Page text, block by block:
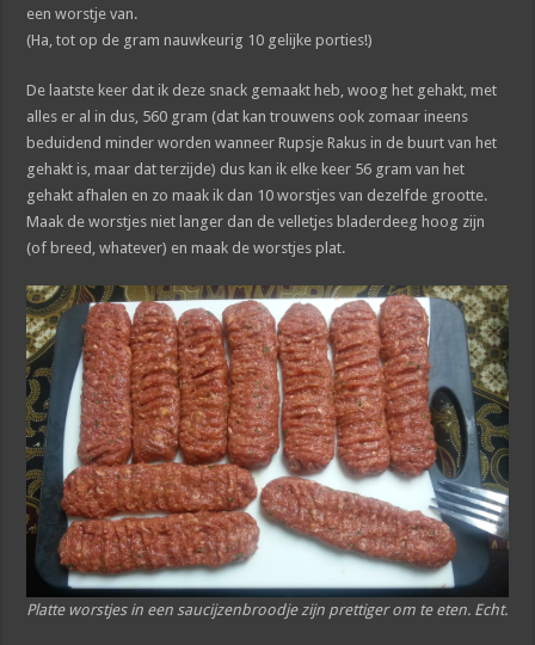
een worstje van.
(Ha, tot op de gram nauwkeurig 10 gelijke porties!)
De laatste keer dat ik deze snack gemaakt heb, woog het gehakt, met
alles er al in dus, 560 gram (dat kan trouwens ook zomaar ineens
beduidend minder worden wanneer Rupsje Rakus in de buurt van het
gehakt is, maar dat terzijde) dus kan ik elke keer 56 gram van het
gehakt afhalen en zo maak ik dan 10 worstjes van dezelfde grootte.
Maak de worstjes niet langer dan de velletjes bladerdeeg hoog zijn
(of breed, whatever) en maak de worstjes plat.
Platte worstjes in een saucijzenbroodje zijn prettiger om te eten. Echt.